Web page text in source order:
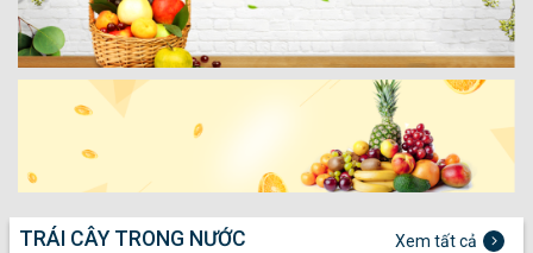
TRÁI CÂY TRONG NƯỚC Xem tất cả